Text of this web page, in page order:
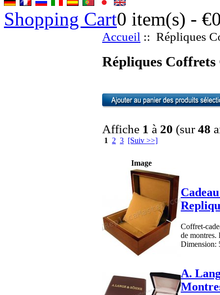
Shopping Cart0 item(s) -
Accueil :: Répliques
Répliques Coffrets
Affiche 1 à 20 (sur48
1 2 3 [Suiv >>]
Image
Coffret-
de montres.
Dimension:
A.